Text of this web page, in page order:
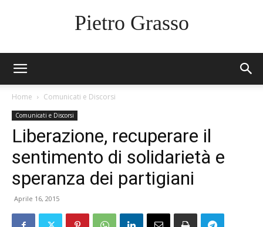
Pietro Grasso
Home Comunicati e Discorsi
Comunicati e Discorsi
Liberazione, recuperare il
sentimento di solidarietà e
speranza dei partigiani
Aprile 16, 2015